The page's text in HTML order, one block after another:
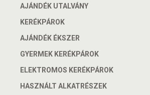
AJÁNDÉK UTALVÁNY
KERÉKPÁROK
AJÁNDÉK ÉKSZER
GYERMEK KERÉKPÁROK
ELEKTROMOS KERÉKPÁROK
HASZNÁLT ALKATRÉSZEK